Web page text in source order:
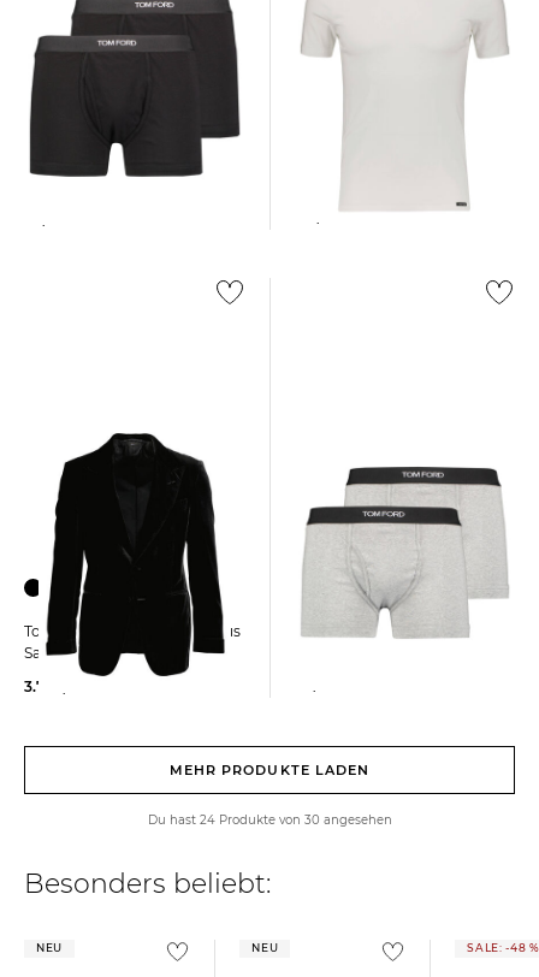
Tom Ford | Herren T-Shirt
110,00 €
Tom Ford | Herren Sakko aus
Samt
3.750,00 €
MEHR PRODUKTE LADEN
Du hast 24 Produkte von 30 angesehen
Besonders beliebt:
NEU NEU SALE: -48 %